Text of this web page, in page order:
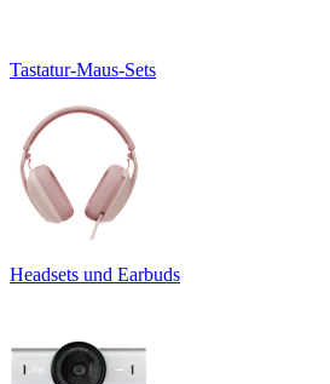
Tastatur-Maus-Sets
Headsets und Earbuds